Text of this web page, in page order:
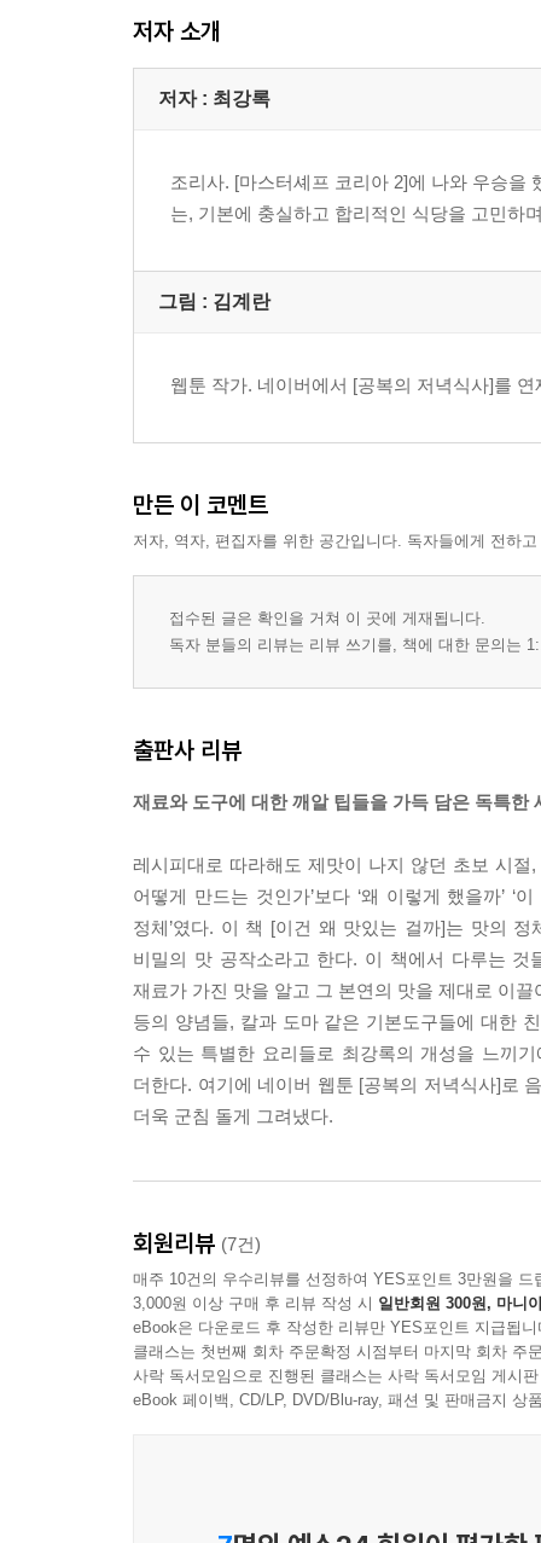
저자 소개
저자 : 최강록
조리사. [마스터셰프 코리아 2]에 나와 우승을
는, 기본에 충실하고 합리적인 식당을 고민하
그림 : 김계란
웹툰 작가. 네이버에서 [공복의 저녁식사]를 연
만든 이 코멘트
저자, 역자, 편집자를 위한 공간입니다. 독자들에게 전하
접수된 글은 확인을 거쳐 이 곳에 게재됩니다.
독자 분들의 리뷰는 리뷰 쓰기를, 책에 대한 문의는
출판사 리뷰
재료와 도구에 대한 깨알 팁들을 가득 담은 독특한
레시피대로 따라해도 제맛이 나지 않던 초보 시
어떻게 만드는 것인가’보다 ‘왜 이렇게 했을까’
정체’였다. 이 책 [이건 왜 맛있는 걸까]는 맛의
비밀의 맛 공작소라고 한다. 이 책에서 다루는
재료가 가진 맛을 알고 그 본연의 맛을 제대로 이
등의 양념들, 칼과 도마 같은 기본도구들에 대한
수 있는 특별한 요리들로 최강록의 개성을 느끼
더한다. 여기에 네이버 웹툰 [공복의 저녁식사]로
더욱 군침 돌게 그려냈다.
회원리뷰 (7건)
매주 10건의 우수리뷰를 선정하여 YES포인트 3만원을 드
3,000원 이상 구매 후 리뷰 작성 시 일반회원 300원, 마니
eBook은 다운로드 후 작성한 리뷰만 YES포인트 지급됩니
클래스는 첫번째 회차 주문확정 시점부터 마지막 회차 주
사락 독서모임으로 진행된 클래스는 사락 독서모임 게시
eBook 페이백, CD/LP, DVD/Blu-ray, 패션 및 판매금지 상